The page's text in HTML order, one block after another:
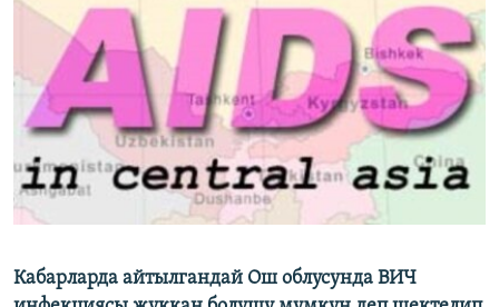
ЭЖЕ-СИҢДИЛЕР
АЗАТТЫК+
ЫҢГАЙСЫЗ СУРООЛОР
ОНЛАЙН ШЕРИНЕ
ЭЕ/АРнун бардык сайттары
Кабарларда айтылгандай Ош облусунда ВИЧ